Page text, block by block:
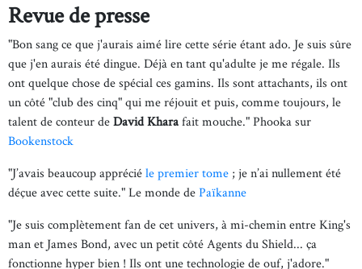
Revue de presse
"Bon sang ce que j'aurais aimé lire cette série étant ado. Je suis sûre
que j'en aurais été dingue. Déjà en tant qu'adulte je me régale. Ils
ont quelque chose de spécial ces gamins. Ils sont attachants, ils ont
un côté "club des cinq" qui me réjouit et puis, comme toujours, le
talent de conteur deDavid Kharafait mouche." Phooka sur
Bookenstock
"J’avais beaucoup appréciéle premier tome ; je n’ai nullement été
déçue avec cette suite." Le monde dePaïkanne
"Je suis complètement fan de cet univers, à mi-chemin entre King's
man et James Bond, avec un petit côté Agents du Shield... ça
fonctionne hyper bien ! Ils ont une technologie de ouf, j'adore."